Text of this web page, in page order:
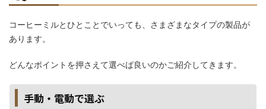
コーヒーミルとひとことでいっても、さまざまなタイプの製品が
あります。
どんなポイントを押さえて選べば良いのかご紹介してきます。
手動・電動で選ぶ